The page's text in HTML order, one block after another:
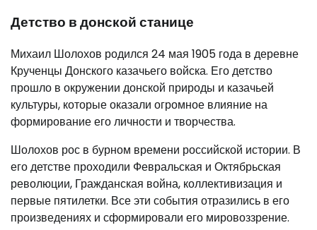
Детство в донской станице
Михаил Шолохов родился 24 мая 1905 года в деревне
Крученцы Донского казачьего войска. Его детство
прошло в окружении донской природы и казачьей
культуры, которые оказали огромное влияние на
формирование его личности и творчества.
Шолохов рос в бурном времени российской истории. В
его детстве проходили Февральская и Октябрьская
революции, Гражданская война, коллективизация и
первые пятилетки. Все эти события отразились в его
произведениях и сформировали его мировоззрение.